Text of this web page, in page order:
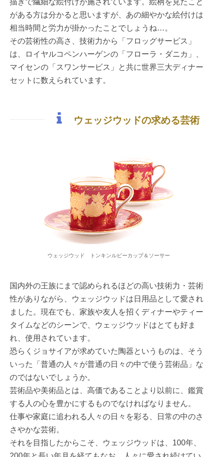
がある方は分かると思いますが、あの細やかな絵付けは
相当時間と労力が掛かったことでしょうね…。
その芸術性の高さ、技術力から「フロッグサービス」
は、ロイヤルコペンハーゲンの「フローラ・ダニカ」、
マイセンの「スワンサービス」と共に世界三大ディナー
セットに数えられています。
ウェッジウッドの求める芸術
ウェッジウッド トンキンルビーカップ＆ソーサー
国内外の王族にまで認められるほどの高い技術力・芸術
性がありながら、ウェッジウッドは日用品として愛され
ました。現在でも、家族や友人を招くディナーやティー
タイムなどのシーンで、ウェッジウッドはとても好ま
れ、使用されています。
恐らくジョサイアが求めていた陶器というものは、そう
いった「普通の人々が普通の日々の中で使う芸術品」な
のではないでしょうか。
芸術品や美術品とは、高価であることより以前に、鑑賞
する人の心を豊かにするものでなければなりません。
仕事や家庭に追われる人々の日々を彩る、日常の中のさ
さやかな芸術。
それを目指したからこそ、ウェッジウッドは、100年、